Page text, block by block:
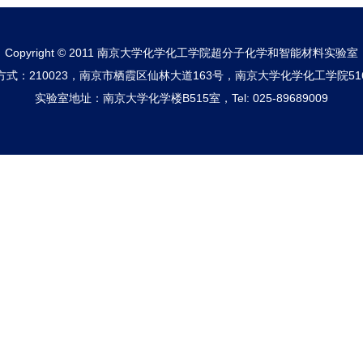
Copyright © 2011 南京大学化学化工学院超分子化学和智能材料实验室
式：210023，南京市栖霞区仙林大道163号，南京大学化学化工学院
实验室地址：南京大学化学楼B515室，Tel: 025-89689009